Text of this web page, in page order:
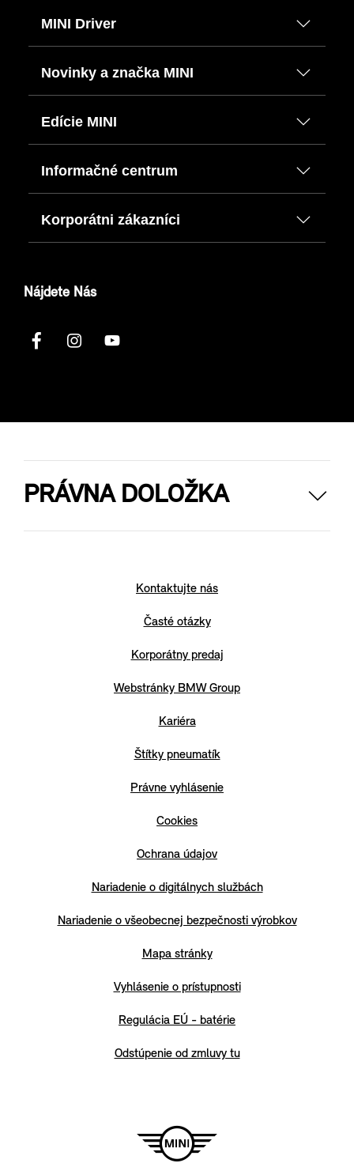
MINI Driver
Novinky a značka MINI
Edície MINI
Informačné centrum
Korporátni zákazníci
Nájdete Nás
PRÁVNA DOLOŽKA
energie a zobrazené rozsahy sú stanovené podľa
hodnoty sú na základe cyklu WLTP podľa smernice (EC)
1151/2017 a môžu sa líšiť v závislosti od zvolenej výbavy.
Uvedený rozsah hodnôt zohľadňuje rôzne konfigurácie
zvoleného modelu a nie je súčasťou akejkoľvek ponuky, je
emisiách CO2, ktorá obsahuje údaje o všetkých modeloch
každom predajnom mieste.
Kontaktujte nás
Časté otázky
Korporátny predaj
Webstránky BMW Group
Kariéra
Štítky pneumatík
Právne vyhlásenie
Cookies
Ochrana údajov
Nariadenie o digitálnych službách
Nariadenie o všeobecnej bezpečnosti výrobkov
Mapa stránky
Vyhlásenie o prístupnosti
Regulácia EÚ - batérie
Odstúpenie od zmluvy tu